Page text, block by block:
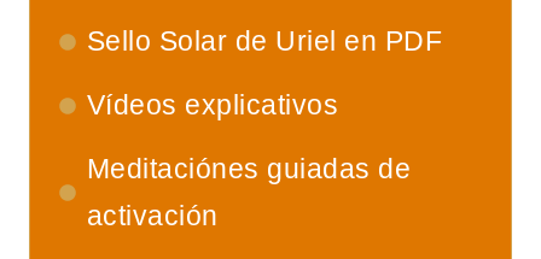
Sello Solar de Uriel en PDF
Vídeos explicativos
Meditaciónes guiadas de
activación